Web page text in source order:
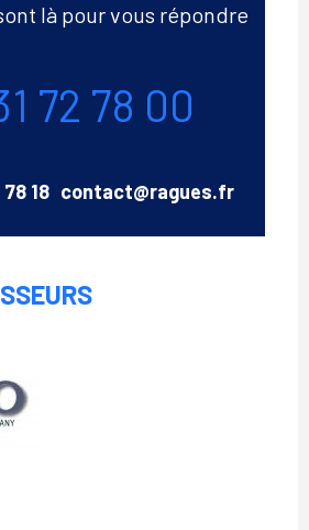
là pour vous répondre
72 78 00
18 Email
contact@ragues.fr